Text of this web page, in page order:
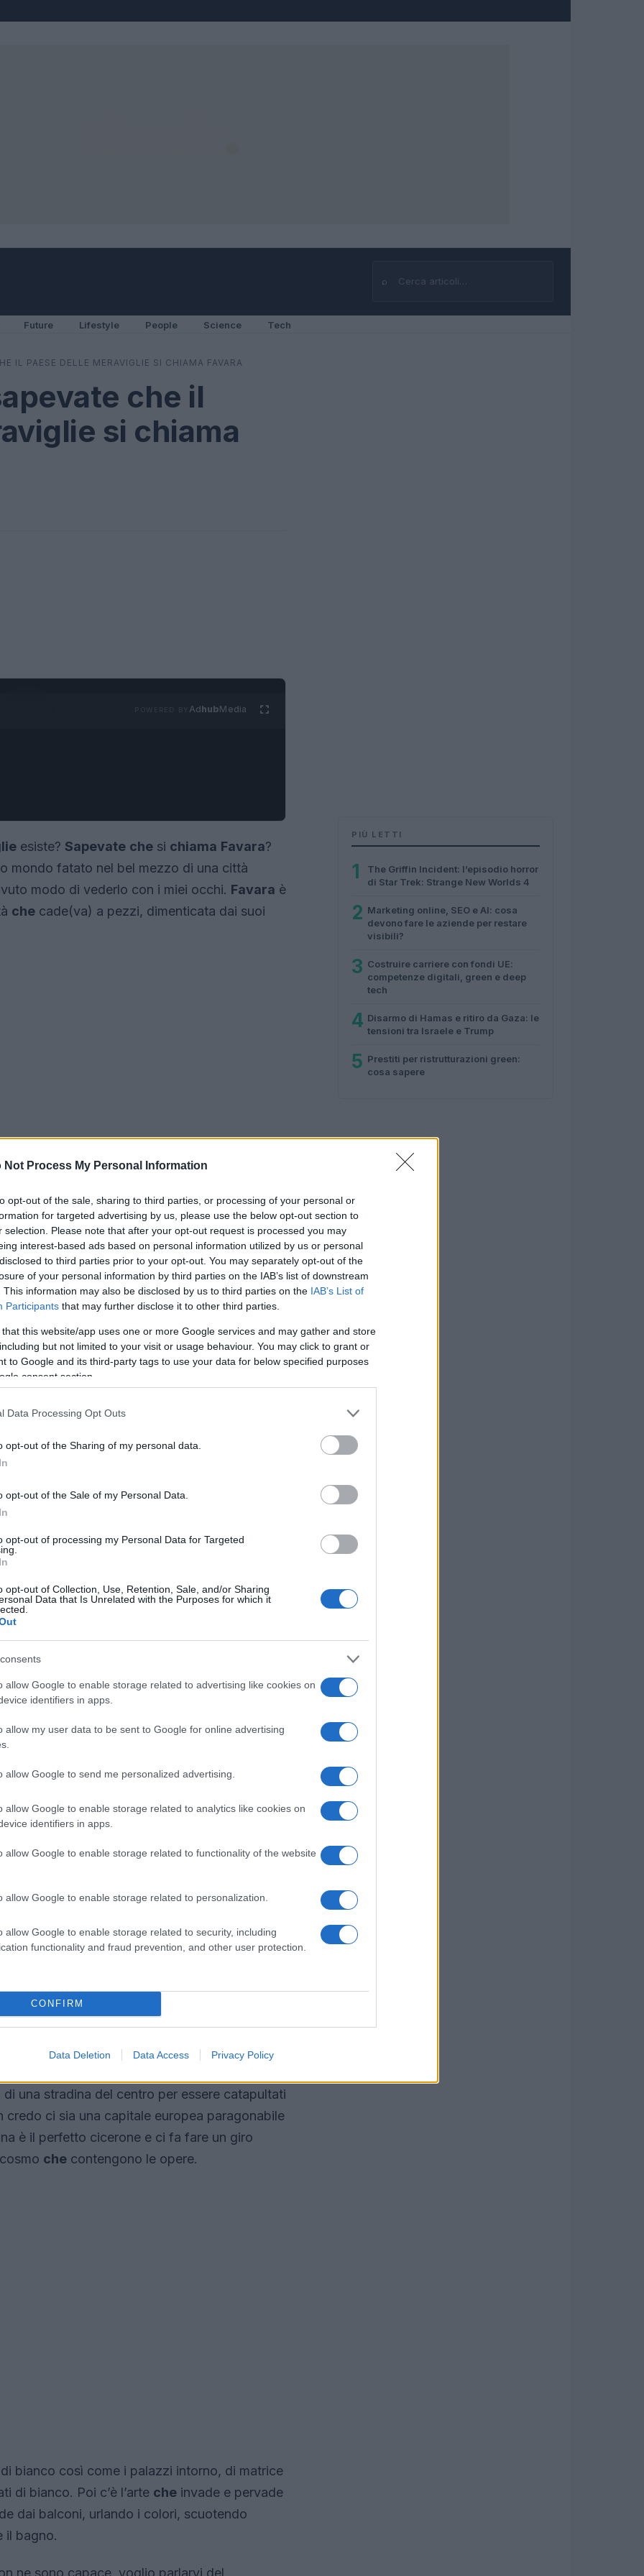
Not Process My Personal Information
opt-out of the sale, sharing to third parties, or processing of your personal or
for targeted advertising by us, please use the below opt-out section to
selection. Please note that after your opt-out request is processed you may
interest-based ads based on personal information utilized by us or personal
to third parties prior to your opt-out. You may separately opt-out of the
of your personal information by third parties on the IAB’s list of downstream
This information may also be disclosed by us to third parties on the IAB’s List of
Participants that may further disclose it to other third parties.
that this website/app uses one or more Google services and may gather and store
but not limited to your visit or usage behaviour. You may click to grant or
to Google and its third-party tags to use your data for below specified purposes
consent section.
Data Processing Opt Outs
opt-out of the Sharing of my personal data.
opt-out of the Sale of my Personal Data.
opt-out of processing my Personal Data for Targeted
opt-out of Collection, Use, Retention, Sale, and/or Sharing
Data that Is Unrelated with the Purposes for which it
allow Google to enable storage related to advertising like cookies on
identifiers in apps.
allow my user data to be sent to Google for online advertising
allow Google to send me personalized advertising.
allow Google to enable storage related to analytics like cookies on
identifiers in apps.
allow Google to enable storage related to functionality of the website
allow Google to enable storage related to personalization.
allow Google to enable storage related to security, including
functionality and fraud prevention, and other user protection.
CONFIRM
Data Deletion Data Access Privacy Policy
⌕
Cerca
Future Lifestyle People Science Tech
IL PAESE DELLE MERAVIGLIE SI CHIAMA FAVARA
che il
si chiama
AdhubMedia
esiste? Sapevate che si chiama Favara?
mondo fatato nel bel mezzo di una città
modo di vederlo con i miei occhi. Favara è
che cade(va) a pezzi, dimenticata dai suoi
occhi, lo sconforto mi avvolgeva ed il
città al mondo consigliata per il turismo
non si presenta bene e, ad essere onesto, in
se questo è il contesto, qualunque cosache
incontrare una ragazzachefa parte di
è una ragazzacheti fa sentire a tuo agio
e non smette mai di dire cose interessanti. Ci
era da oscar, quindi il piacevole
primo di pesce fuori dal comune e da una
simpatica.
si fa tardi… è arrivato il momento di
meraviglie . Valentina ci avvisa che
il posto
a piedi. Erano le 11.00 di sera di un
il silenzio era interrotto dallo smarmittare di
prostituta su cui dei ragazzi con un
tra di loro.
la luce fioca e arancione
tra i palazzi, la nostra attenzione viene
chesi presentano davanti a noi non
una epica scena di space invaders!
e… Benvenuti alla Farm.
di una stradina del centro per essere catapultati
ci sia una capitale europea paragonabile
è il perfetto cicerone e ci fa fare un giro
che contengono le opere.
bianco così come i palazzi intorno, di matrice
di bianco. Poi c’è l’arte che invade e pervade
dai balconi, urlando i colori, scuotendo
il bagno.
ne sono capace, voglio parlarvi del
PIÙ LETTI
1
The Griffin Incident: l’episodio horror
di Star Trek: Strange New Worlds 4
2 Marketing online, SEO e AI: cosa
devono fare le aziende per restare
visibili?
3 Costruire carriere con fondi UE:
competenze digitali, green e deep
tech
4 Disarmo di Hamas e ritiro da Gaza: le
tensioni tra Israele e Trump
5 Prestiti per ristrutturazioni green:
cosa sapere